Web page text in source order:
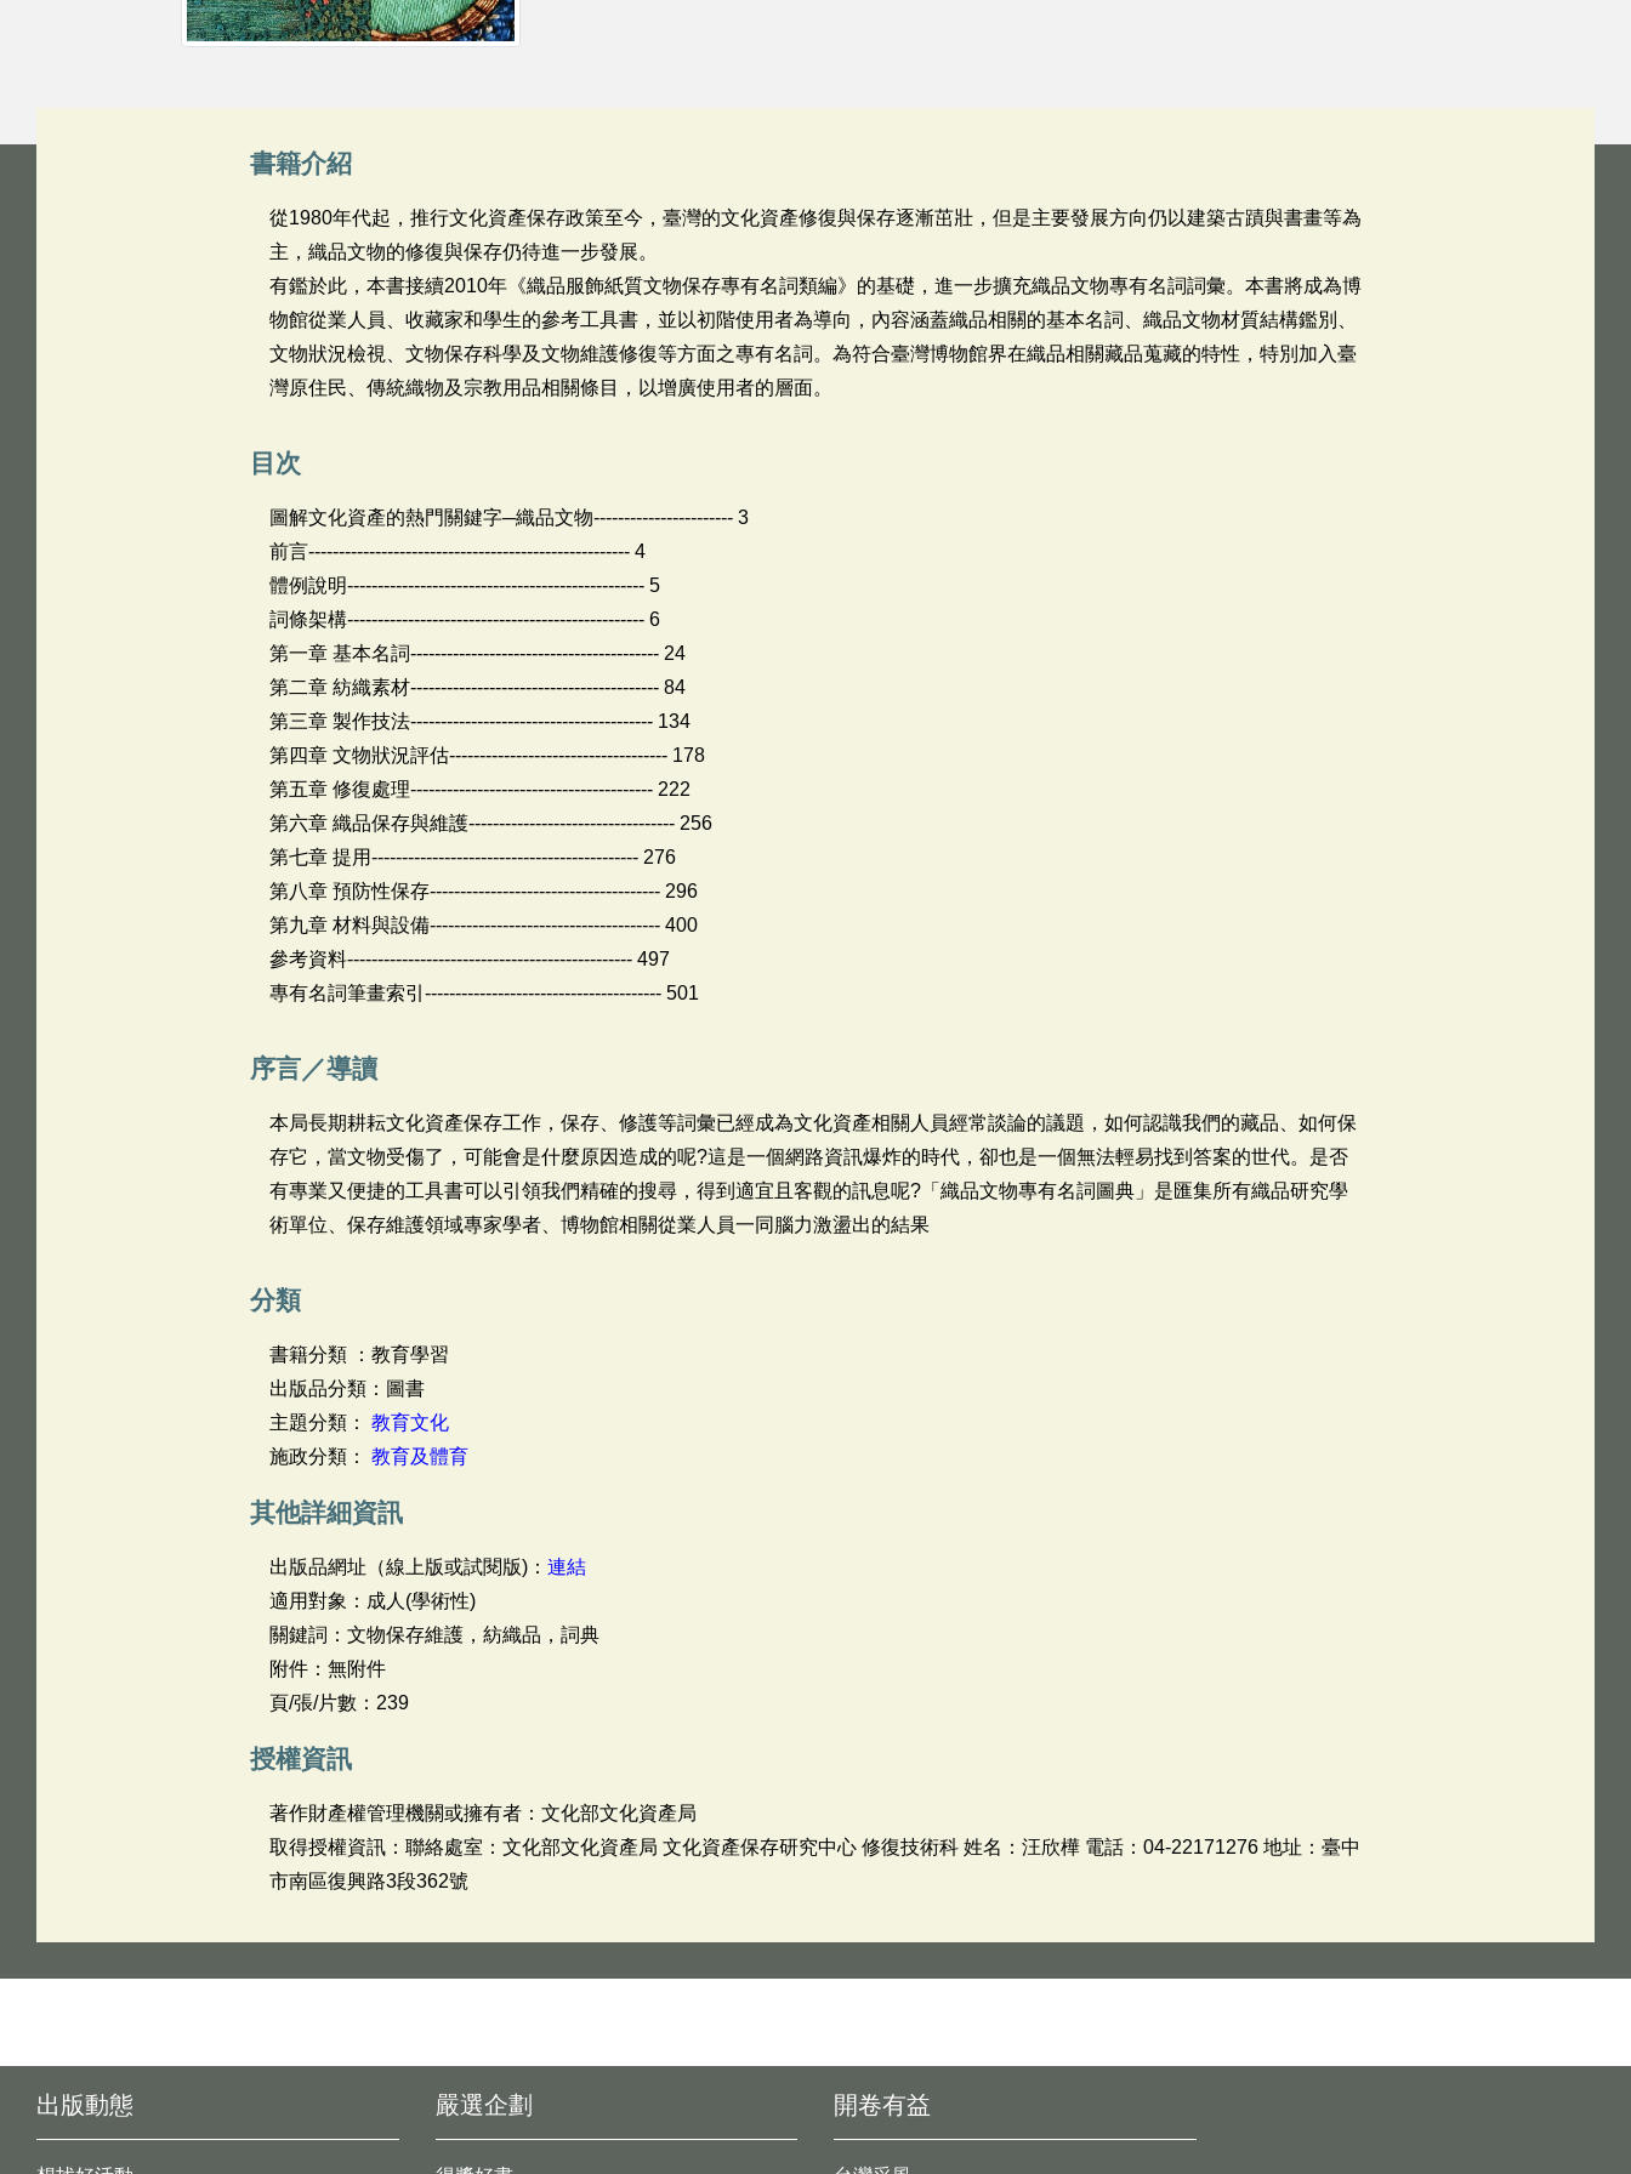
書籍介紹
從1980年代起，推行文化資產保存政策至今，臺灣的文化資產修復與保存逐漸茁壯，但是主要發展方向仍以建築古蹟與書畫等為
主，織品文物的修復與保存仍待進一步發展。
有鑑於此，本書接續2010年《織品服飾紙質文物保存專有名詞類編》的基礎，進一步擴充織品文物專有名詞詞彙。本書將成為博
物館從業人員、收藏家和學生的參考工具書，並以初階使用者為導向，內容涵蓋織品相關的基本名詞、織品文物材質結構鑑別、
文物狀況檢視、文物保存科學及文物維護修復等方面之專有名詞。為符合臺灣博物館界在織品相關藏品蒐藏的特性，特別加入臺
灣原住民、傳統織物及宗教用品相關條目，以增廣使用者的層面。
目次
圖解文化資產的熱門關鍵字─織品文物----------------------- 3
前言----------------------------------------------------- 4
體例說明------------------------------------------------- 5
詞條架構------------------------------------------------- 6
第一章 基本名詞----------------------------------------- 24
第二章 紡織素材----------------------------------------- 84
第三章 製作技法---------------------------------------- 134
第四章 文物狀況評估------------------------------------ 178
第五章 修復處理---------------------------------------- 222
第六章 織品保存與維護---------------------------------- 256
第七章 提用-------------------------------------------- 276
第八章 預防性保存-------------------------------------- 296
第九章 材料與設備-------------------------------------- 400
參考資料----------------------------------------------- 497
專有名詞筆畫索引--------------------------------------- 501
序言／導讀
本局長期耕耘文化資產保存工作，保存、修護等詞彙已經成為文化資產相關人員經常談論的議題，如何認識我們的藏品、如何保
存它，當文物受傷了，可能會是什麼原因造成的呢?這是一個網路資訊爆炸的時代，卻也是一個無法輕易找到答案的世代。是否
有專業又便捷的工具書可以引領我們精確的搜尋，得到適宜且客觀的訊息呢?「織品文物專有名詞圖典」是匯集所有織品研究學
術單位、保存維護領域專家學者、博物館相關從業人員一同腦力激盪出的結果
分類
書籍分類 ：教育學習
出版品分類：圖書
主題分類： 教育文化
施政分類： 教育及體育
其他詳細資訊
出版品網址（線上版或試閱版)： 連結
適用對象：成人(學術性)
關鍵詞：文物保存維護，紡織品，詞典
附件：無附件
頁/張/片數：239
授權資訊
著作財產權管理機關或擁有者：文化部文化資產局
取得授權資訊：聯絡處室：文化部文化資產局 文化資產保存研究中心 修復技術科 姓名：汪欣樺 電話：04-22171276 地址：臺中
市南區復興路3段362號
出版動態 開卷有益
嚴選企劃